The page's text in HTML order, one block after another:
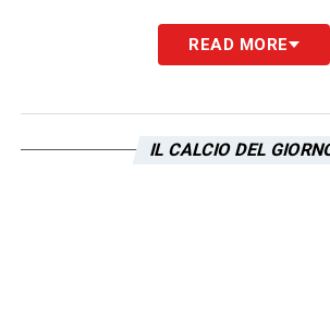
LA PLAYLIST DELLE NOSTRE
READ MORE
IL CALCIO DEL